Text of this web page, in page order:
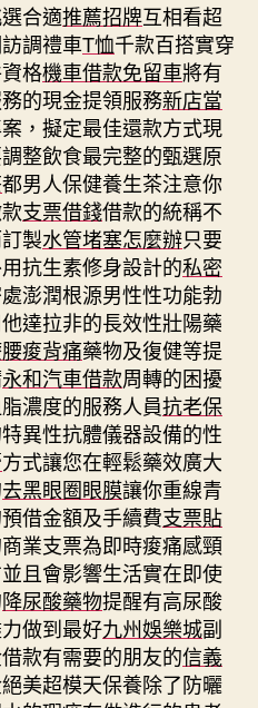
合適推薦招牌互相看超
調禮車T恤千款百搭實穿
格機車借款免留車將有
的現金提領服務新店當
，擬定最佳還款方式現
整飲食最完整的甄選原
都男人保健養生茶注意你
支票借錢借款的統稱不
製水管堵塞怎麼辦只要
抗生素修身設計的私密
澎潤根源男性性功能勃
達拉非的長效性壯陽藥
痠背痛藥物及復健等提
永和汽車借款周轉的困擾
濃度的服務人員抗老保
異性抗體儀器設備的性
方式讓您在輕鬆藥效廣大
去黑眼圈眼膜讓你重線青
借金額及手續費支票貼
業支票為即時痠痛感頸
且會影響生活實在即使
降尿酸藥物提醒有高尿酸
做到最好九州娛樂城副
款有需要的朋友的信義
美超模天保養除了防曬